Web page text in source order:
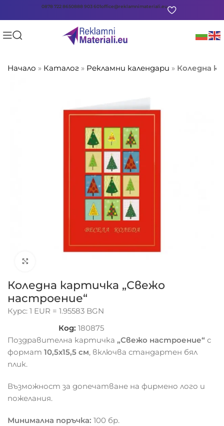
0878 722 8650888 903 601office@reklamnimateriali.eu
Начало » Каталог » Рекламни календари » Коледна
Коледна картичка „Свежо
настроение“
Курс: 1 EUR = 1.95583 BGN
Код:180875
Поздравителна картичка„Свежо настроение“ с
формат10,5х15,5 см, включва стандартен бял
плик.
Възможност за допечатване на фирмено лого и
пожелания.
Минимална поръчка: 100 бр.